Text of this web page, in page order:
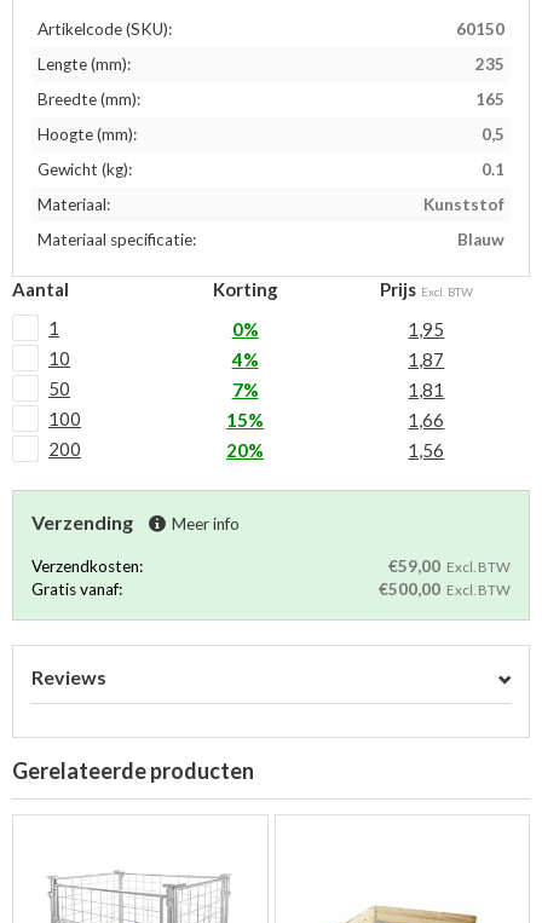
Artikelcode (SKU):
60150
Lengte (mm):
235
Breedte (mm):
165
Hoogte (mm):
0,5
Gewicht (kg):
0.1
Materiaal:
Kunststof
Materiaal specificatie:
Blauw
Aantal Korting Prijs Excl. BTW
1 0%
1,95
10
4%
1,87
50
7%
1,81
100
15%
1,66
200
20% 1,56
Verzending Meer info
Verzendkosten: €59,00 Excl. BTW
Gratis vanaf: €500,00 Excl. BTW
Reviews
Gerelateerde producten